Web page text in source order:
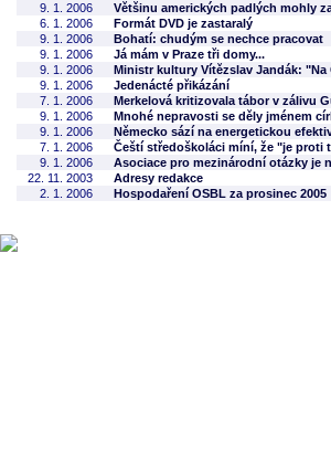
9. 1. 2006
Většinu amerických padlých mohly
6. 1. 2006
Formát DVD je zastaralý
9. 1. 2006
Bohatí: chudým se nechce pracovat
9. 1. 2006
Já mám v Praze tři domy...
9. 1. 2006
Ministr kultury Vítězslav Jandák:
9. 1. 2006
Jedenácté přikázání
7. 1. 2006
Merkelová kritizovala tábor v zálivu
9. 1. 2006
Mnohé nepravosti se děly jménem
9. 1. 2006
Německo sází na energetickou
7. 1. 2006
Čeští středoškoláci míní, že "je proti
9. 1. 2006
Asociace pro mezinárodní otázky je
22. 11. 2003
Adresy redakce
2. 1. 2006
Hospodaření OSBL za prosinec 2005